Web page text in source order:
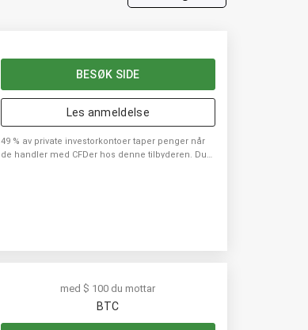
BESØK SIDE
Les anmeldelse
49 % av private investorkontoer taper penger når
de handler med CFDer hos denne tilbyderen. Du
med $ 100 du mottar
BTC